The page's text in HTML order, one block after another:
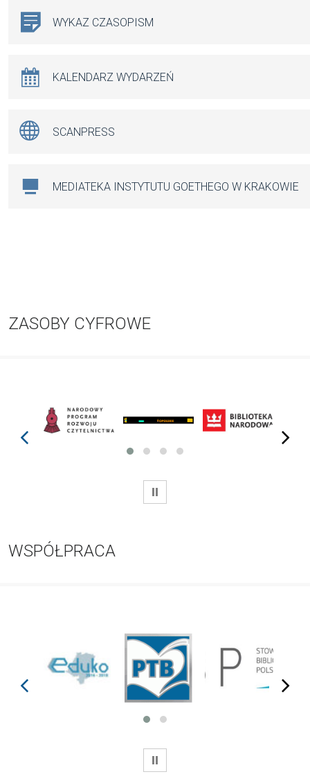
WYKAZ CZASOPISM
KALENDARZ WYDARZEŃ
SCANPRESS
MEDIATEKA INSTYTUTU GOETHEGO W KRAKOWIE
ZASOBY CYFROWE
prev next
WSTRZYMAJ
WSPÓŁPRACA
prev next
WSTRZYMAJ